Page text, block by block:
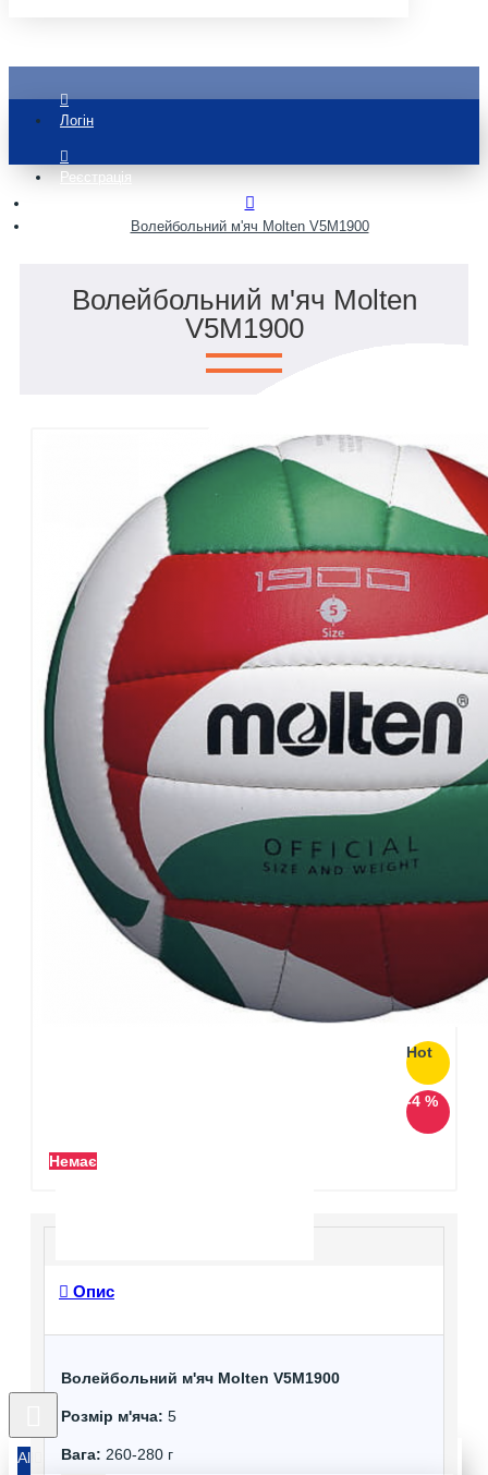
Логін
Реєстрація
All
Волейбольний м'яч Molten V5M1900
Волейбольний м'яч Molten
V5M1900
Hot
-4 %
Немає
Опис
Волейбольний м'яч Molten V5M1900
Розмір м'яча: 5
Вага: 260-280 г